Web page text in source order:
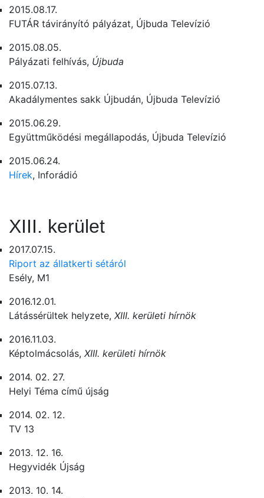
2015.08.17.
FUTÁR távirányító pályázat, Újbuda Televízió
2015.08.05.
Pályázati felhívás, Újbuda
2015.07.13.
Akadálymentes sakk Újbudán, Újbuda Televízió
2015.06.29.
Együttműködési megállapodás, Újbuda Televízió
2015.06.24.
Hírek, Inforádió
XIII. kerület
2017.07.15.
Riport az állatkerti sétáról
Esély, M1
2016.12.01.
Látássérültek helyzete, XIII. kerületi hírnök
2016.11.03.
Képtolmácsolás, XIII. kerületi hírnök
2014. 02. 27.
Helyi Téma című újság
2014. 02. 12.
TV 13
2013. 12. 16.
Hegyvidék Újság
2013. 10. 14.